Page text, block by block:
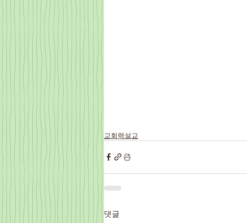
교회력설교
댓글